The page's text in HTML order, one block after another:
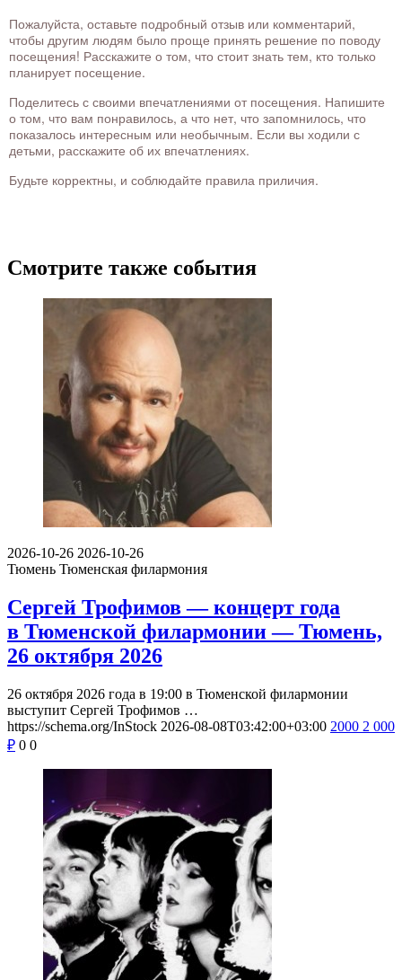
Пожалуйста, оставьте подробный отзыв или комментарий,
чтобы другим людям было проще принять решение по поводу
посещения! Расскажите о том, что стоит знать тем, кто только
планирует посещение.
Поделитесь с своими впечатлениями от посещения. Напишите
о том, что вам понравилось, а что нет, что запомнилось, что
показалось интересным или необычным. Если вы ходили с
детьми, расскажите об их впечатлениях.
Будьте корректны, и соблюдайте правила приличия.
Смотрите также события
2026-10-26 2026-10-26
Тюмень Тюменская филармония
Сергей Трофимов — концерт года
в Тюменской филармонии — Тюмень,
26 октября 2026
26 октября 2026 года в 19:00 в Тюменской филармонии
выступит Сергей Трофимов …
https://schema.org/InStock 2026-08-08T03:42:00+03:00 2000 2 000
₽ 0 0